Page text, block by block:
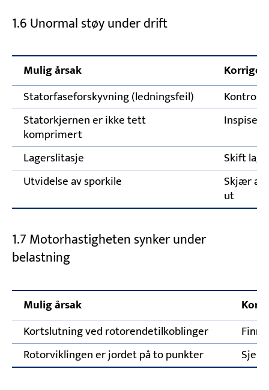
1.6 Unormal støy under drift
Mulig årsak
Statorfaseforskyvning (ledningsfeil)
Statorkjernen er ikke tett
komprimert
Inspiser
Lagerslitasje
Skift
Utvidelse av sporkile
Skjær av
ut
1.7 Motorhastigheten synker under
belastning
Mulig årsak
Kortslutning ved rotorendetilkoblinger
Finn
Rotorviklingen er jordet på to punkter